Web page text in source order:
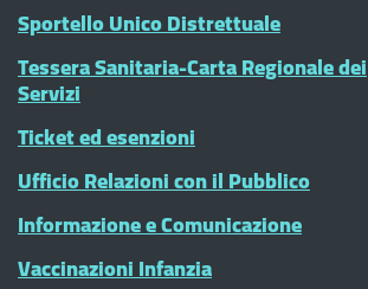
Sportello Unico Distrettuale
Tessera Sanitaria-Carta Regionale dei
Servizi
Ticket ed esenzioni
Ufficio Relazioni con il Pubblico
Informazione e Comunicazione
Vaccinazioni Infanzia